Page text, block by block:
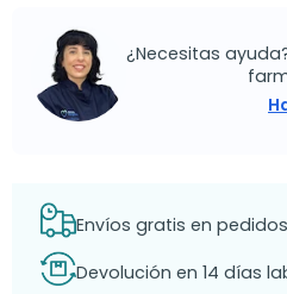
¿Necesitas
Envíos gratis en
Devolución en 14 días